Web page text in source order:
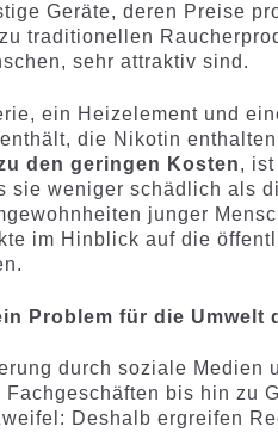
Geräte, deren Preise
traditionellen
sehr attraktiv sind.
ein Heizelement und
die Nikotin
den geringen Kosten, ist
sie weniger schädlich als
junger
im Hinblick auf die
Problem für die Umwelt
durch soziale Medien
bis hin zu
Deshalb ergreifen